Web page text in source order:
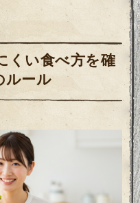
くい食べ方を確
ルール